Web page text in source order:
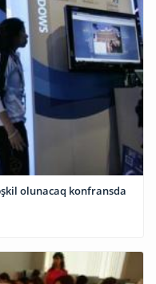
olunacaq konfransda